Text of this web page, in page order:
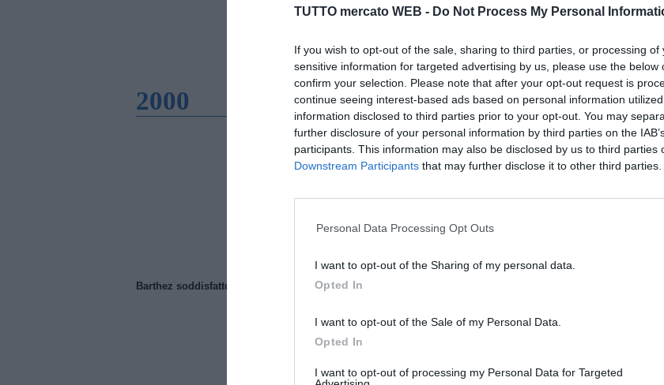
TUTTO mercato WEB - Do Not Process My Personal
If you wish to opt-out of the sale, sharing to third parties, or processing of
sensitive information for targeted advertising by us, please use the below
confirm your selection. Please note that after your opt-out request is
continue seeing interest-based ads based on personal information
information disclosed to third parties prior to your opt-out. You may
further disclosure of your personal information by third parties on the
participants. This information may also be disclosed by us to third parties
Downstream Participants that may further disclose it to other third parties.
Personal Data Processing Opt Outs
I want to opt-out of the Sharing of my personal data.
Opted In
I want to opt-out of the Sale of my Personal Data.
Opted In
I want to opt-out of processing my Personal Data for Targeted
2000
Barthez soddisfatto del Manchester United